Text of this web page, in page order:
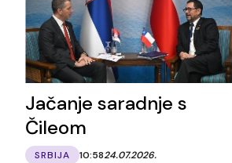
Jačanje saradnje s
Čileom
SRBIJA 10:5824.07.2026.